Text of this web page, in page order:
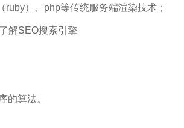
（ruby）、php等传统服务端渲染技术；
算法。